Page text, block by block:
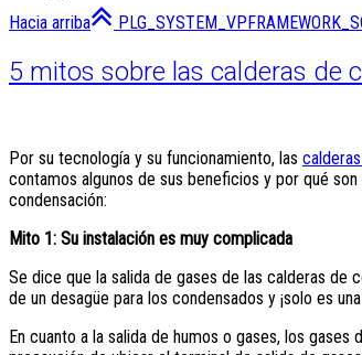
Hacia arriba
5 mitos sobre las calderas de
Por su tecnología y su funcionamiento, las
contamos algunos de sus beneficios y por qué
condensación:
Mito 1: Su instalación es muy complicada
Se dice que la salida de gases de las calderas de
de un desagüe para los condensados y ¡solo es
En cuanto a la salida de humos o gases, los